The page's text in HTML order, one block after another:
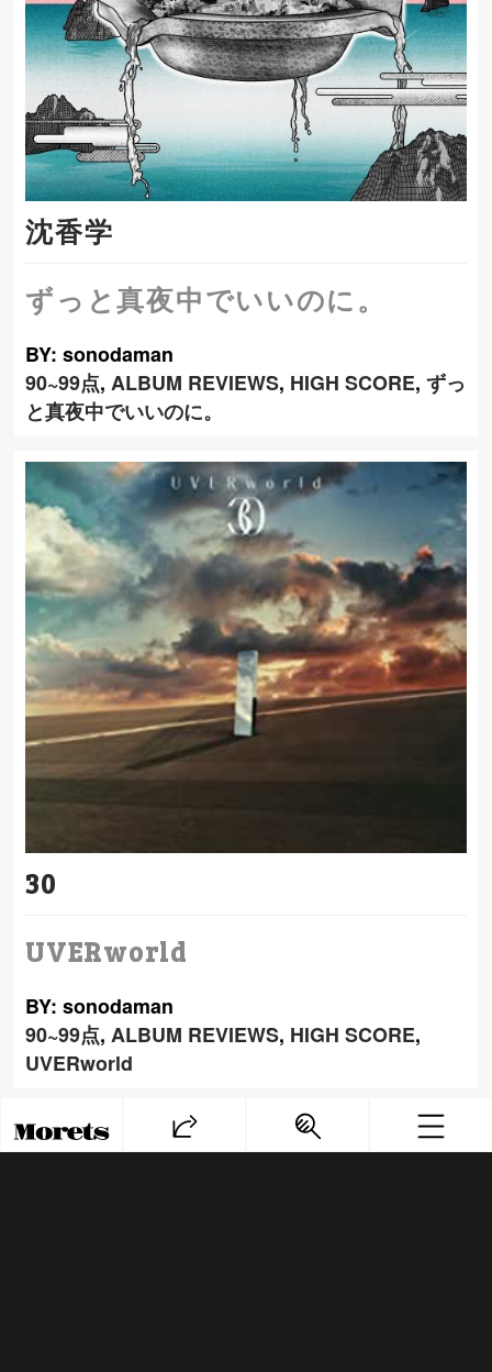
沈香学
ずっと真夜中でいいのに。
BY: sonodaman
90~99点,ALBUM REVIEWS, HIGH SCORE,ずっ
と真夜中でいいのに。
30
UVERworld
BY: sonodaman
90~99点,ALBUM REVIEWS, HIGH SCORE,
UVERworld
PREV NEXT